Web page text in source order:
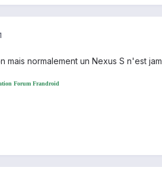
mais normalement un Nexus S n'est
Forum Frandroid